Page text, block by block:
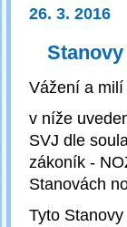
26. 3. 2016
Stanovy
Vážení a
v níže
SVJ dle
zákoník -
Stanovách
Tyto